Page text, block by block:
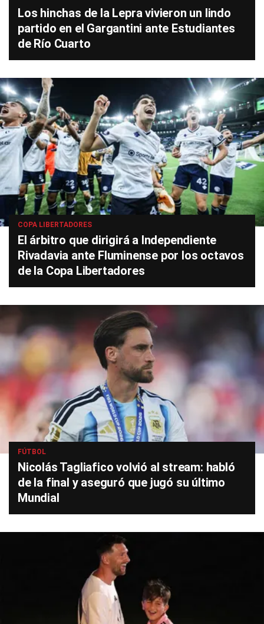
Los hinchas de la Lepra vivieron un lindo
partido en el Gargantini ante Estudiantes
de Río Cuarto
COPA LIBERTADORES
El árbitro que dirigirá a Independiente
Rivadavia ante Fluminense por los octavos
de la Copa Libertadores
FÚTBOL
Nicolás Tagliafico volvió al stream: habló
de la final y aseguró que jugó su último
Mundial